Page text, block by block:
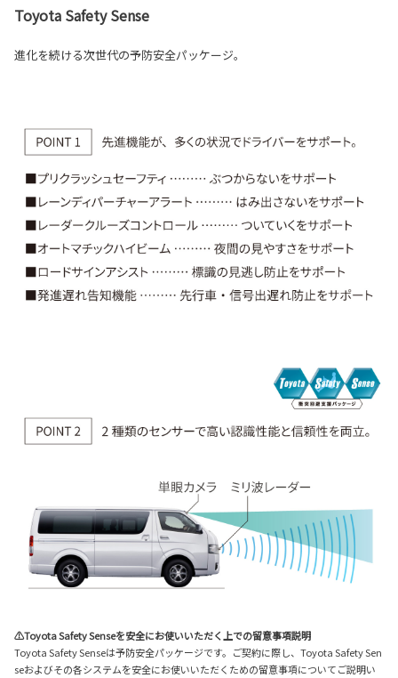
Toyota Safety Sense
進化を続ける次世代の予防安全パッケージ。
⚠Toyota Safety Senseを安全にお使いいただく上での留意事項説明
Toyota Safety Senseは予防安全パッケージです。ご契約に際し、Toyota Safety Sen
seおよびその各システムを安全にお使いいただくための留意事項についてご説明い